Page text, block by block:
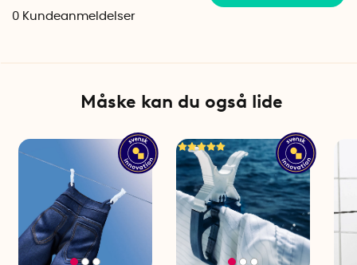
OBS! Tøjklemmer medfølger ikke.
Længde: 18 cm
Antal pr. pakke: 1
0 Kundeanmeldelser
Måske kan du også lide